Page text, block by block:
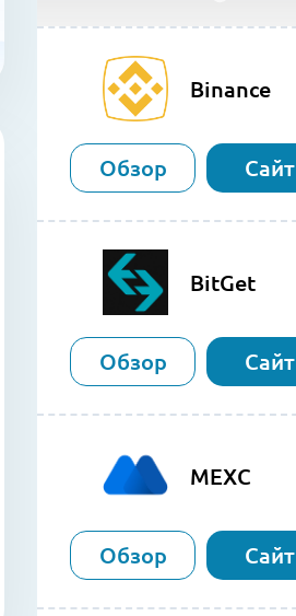
Binance
Обзор Сайт
BitGet
Обзор Сайт
MEXC
Обзор Сайт